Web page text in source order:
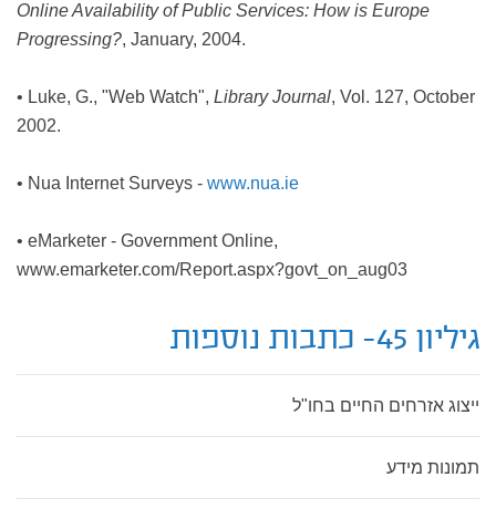
Online Availability of Public Services: How is Europe
Progressing?, January, 2004.
• Luke, G., "Web Watch", Library Journal, Vol. 127, October
2002.
• Nua Internet Surveys - www.nua.ie
• eMarketer - Government Online,
www.emarketer.com/Report.aspx?govt_on_aug03
גיליון 45- כתבות נוספות
ייצוג אזרחים החיים בחו"ל
תמונות מידע